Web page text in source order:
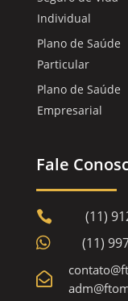
Individual
Plano de Saúde
Particular
Plano de Saúde
Empresarial
Fale
 (11)
 (11)
